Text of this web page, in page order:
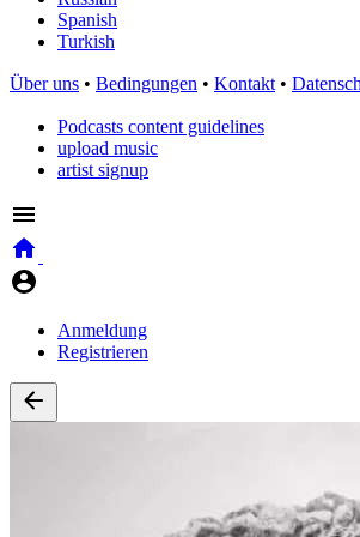
Spanish
Turkish
Über uns • Bedingungen • Kontakt •
Podcasts content guidelines
upload music
artist signup
Anmeldung
Registrieren